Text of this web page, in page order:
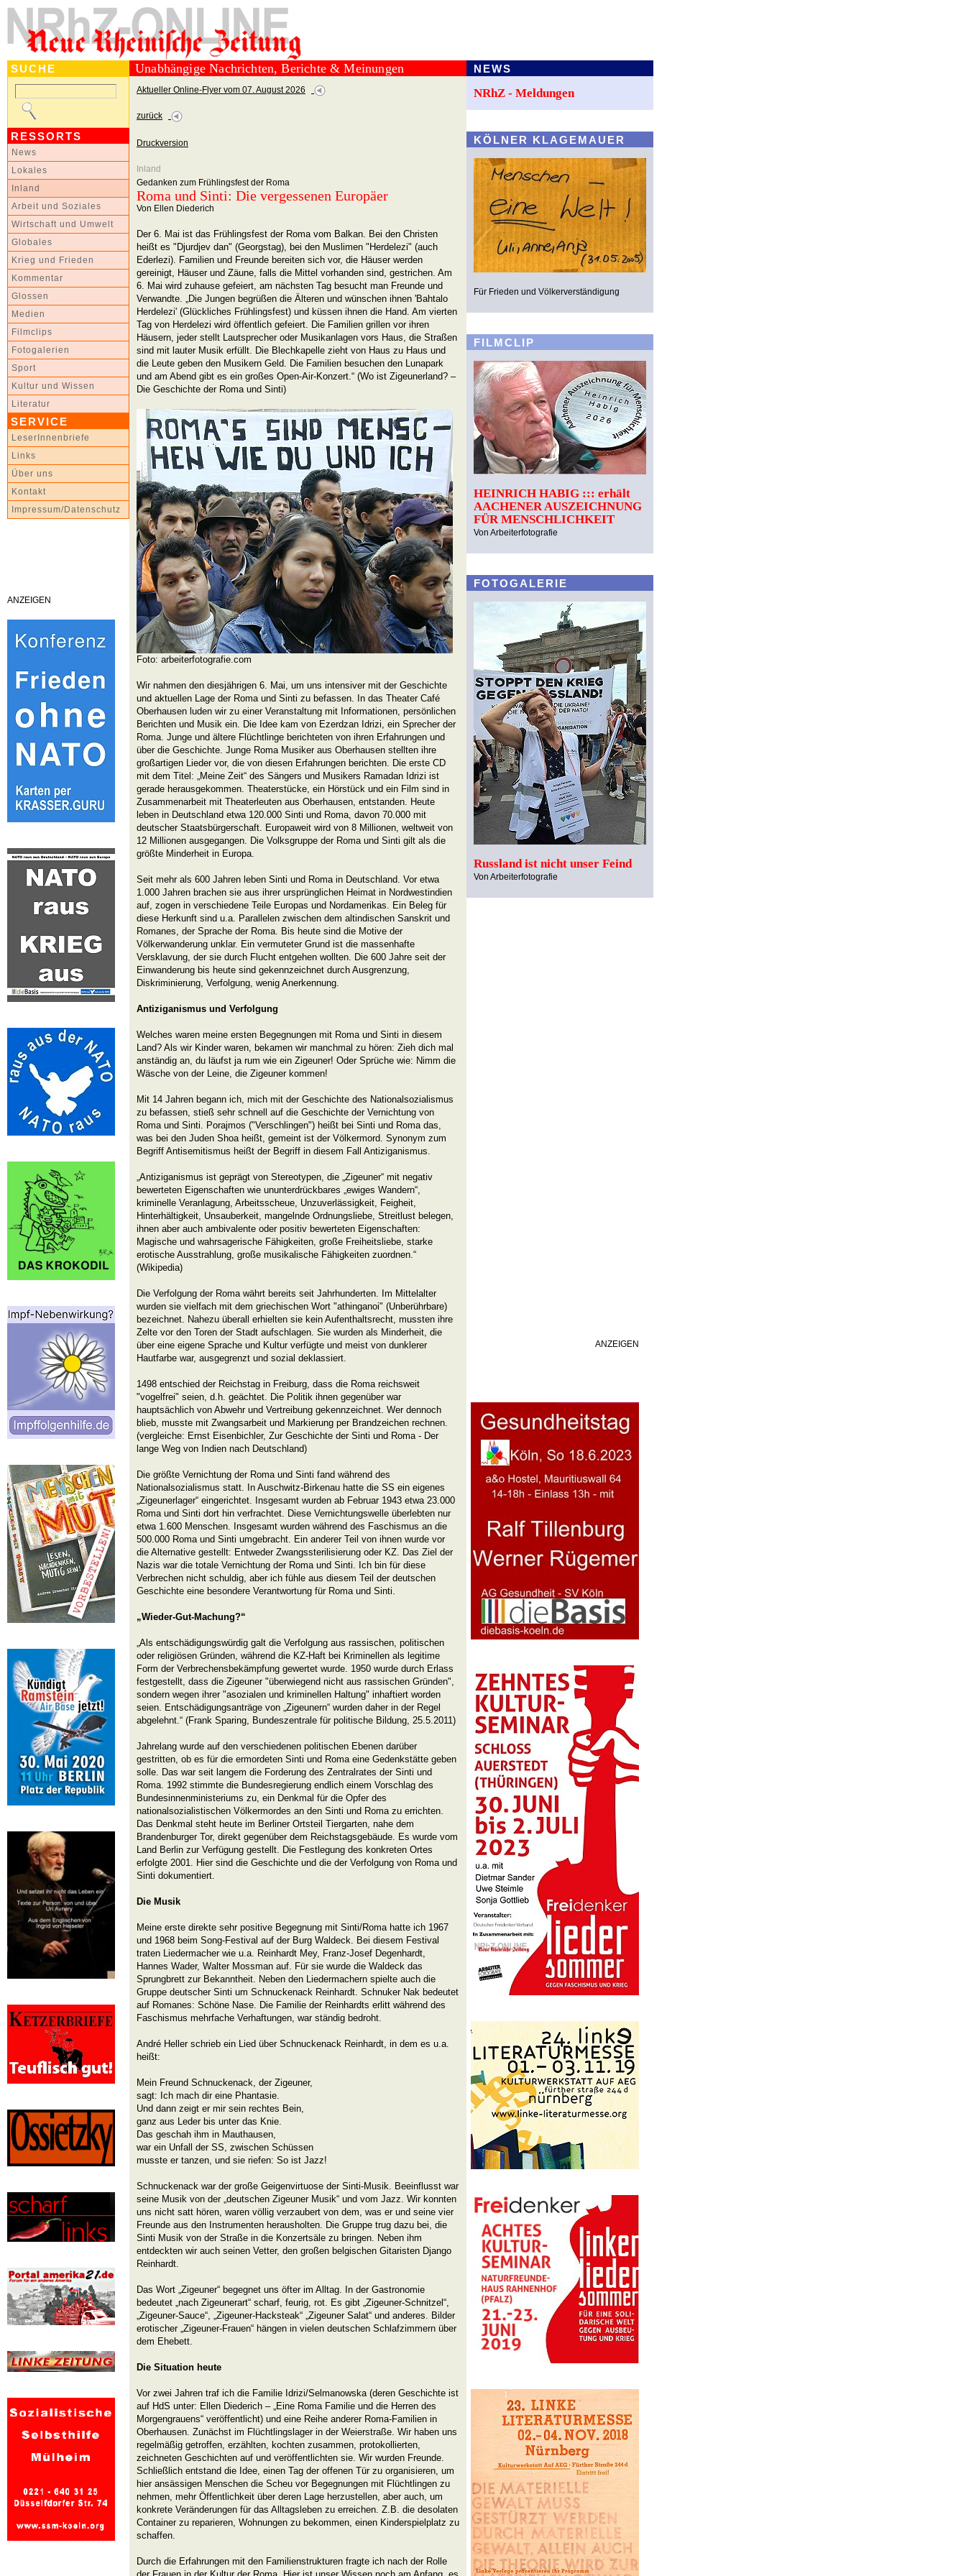
SUCHE
RESSORTS
News
Lokales
Inland
Arbeit und Soziales
Wirtschaft und Umwelt
Globales
Krieg und Frieden
Kommentar
Glossen
Medien
Filmclips
Fotogalerien
Sport
Kultur und Wissen
Literatur
SERVICE
LeserInnenbriefe
Links
Über uns
Kontakt
Impressum/Datenschutz
ANZEIGEN
Unabhängige Nachrichten, Berichte & Meinungen
Aktueller Online-Flyer vom 07. August 2026
zurück
Druckversion
Inland
Gedanken zum Frühlingsfest der Roma
Roma und Sinti: Die vergessenen Europäer
Von Ellen Diederich
Der 6. Mai ist das Frühlingsfest der Roma vom Balkan. Bei den Christen
heißt es "Djurdjev dan" (Georgstag), bei den Muslimen "Herdelezi" (auch
Ederlezi). Familien und Freunde bereiten sich vor, die Häuser werden
gereinigt, Häuser und Zäune, falls die Mittel vorhanden sind, gestrichen. Am
6. Mai wird zuhause gefeiert, am nächsten Tag besucht man Freunde und
Verwandte. „Die Jungen begrüßen die Älteren und wünschen ihnen 'Bahtalo
Herdelezi' (Glückliches Frühlingsfest) und küssen ihnen die Hand. Am vierten
Tag von Herdelezi wird öffentlich gefeiert. Die Familien grillen vor ihren
Häusern, jeder stellt Lautsprecher oder Musikanlagen vors Haus, die Straßen
sind mit lauter Musik erfüllt. Die Blechkapelle zieht von Haus zu Haus und
die Leute geben den Musikern Geld. Die Familien besuchen den Lunapark
und am Abend gibt es ein großes Open-Air-Konzert.“ (Wo ist Zigeunerland? –
Die Geschichte der Roma und Sinti)
Foto: arbeiterfotografie.com
Wir nahmen den diesjährigen 6. Mai, um uns intensiver mit der Geschichte
und aktuellen Lage der Roma und Sinti zu befassen. In das Theater Café
Oberhausen luden wir zu einer Veranstaltung mit Informationen, persönlichen
Berichten und Musik ein. Die Idee kam von Ezerdzan Idrizi, ein Sprecher der
Roma. Junge und ältere Flüchtlinge berichteten von ihren Erfahrungen und
über die Geschichte. Junge Roma Musiker aus Oberhausen stellten ihre
großartigen Lieder vor, die von diesen Erfahrungen berichten. Die erste CD
mit dem Titel: „Meine Zeit“ des Sängers und Musikers Ramadan Idrizi ist
gerade herausgekommen. Theaterstücke, ein Hörstück und ein Film sind in
Zusammenarbeit mit Theaterleuten aus Oberhausen, entstanden. Heute
leben in Deutschland etwa 120.000 Sinti und Roma, davon 70.000 mit
deutscher Staatsbürgerschaft. Europaweit wird von 8 Millionen, weltweit von
12 Millionen ausgegangen. Die Volksgruppe der Roma und Sinti gilt als die
größte Minderheit in Europa.
Seit mehr als 600 Jahren leben Sinti und Roma in Deutschland. Vor etwa
1.000 Jahren brachen sie aus ihrer ursprünglichen Heimat in Nordwestindien
auf, zogen in verschiedene Teile Europas und Nordamerikas. Ein Beleg für
diese Herkunft sind u.a. Parallelen zwischen dem altindischen Sanskrit und
Romanes, der Sprache der Roma. Bis heute sind die Motive der
Völkerwanderung unklar. Ein vermuteter Grund ist die massenhafte
Versklavung, der sie durch Flucht entgehen wollten. Die 600 Jahre seit der
Einwanderung bis heute sind gekennzeichnet durch Ausgrenzung,
Diskriminierung, Verfolgung, wenig Anerkennung.
Antiziganismus und Verfolgung
Welches waren meine ersten Begegnungen mit Roma und Sinti in diesem
Land? Als wir Kinder waren, bekamen wir manchmal zu hören: Zieh dich mal
anständig an, du läufst ja rum wie ein Zigeuner! Oder Sprüche wie: Nimm die
Wäsche von der Leine, die Zigeuner kommen!
Mit 14 Jahren begann ich, mich mit der Geschichte des Nationalsozialismus
zu befassen, stieß sehr schnell auf die Geschichte der Vernichtung von
Roma und Sinti. Porajmos ("Verschlingen") heißt bei Sinti und Roma das,
was bei den Juden Shoa heißt, gemeint ist der Völkermord. Synonym zum
Begriff Antisemitismus heißt der Begriff in diesem Fall Antiziganismus.
„Antiziganismus ist geprägt von Stereotypen, die „Zigeuner“ mit negativ
bewerteten Eigenschaften wie ununterdrückbares „ewiges Wandern“,
kriminelle Veranlagung, Arbeitsscheue, Unzuverlässigkeit, Feigheit,
Hinterhältigkeit, Unsauberkeit, mangelnde Ordnungsliebe, Streitlust belegen,
ihnen aber auch ambivalente oder positiv bewerteten Eigenschaften:
Magische und wahrsagerische Fähigkeiten, große Freiheitsliebe, starke
erotische Ausstrahlung, große musikalische Fähigkeiten zuordnen.“
(Wikipedia)
Die Verfolgung der Roma währt bereits seit Jahrhunderten. Im Mittelalter
wurden sie vielfach mit dem griechischen Wort "athinganoi" (Unberührbare)
bezeichnet. Nahezu überall erhielten sie kein Aufenthaltsrecht, mussten ihre
Zelte vor den Toren der Stadt aufschlagen. Sie wurden als Minderheit, die
über eine eigene Sprache und Kultur verfügte und meist von dunklerer
Hautfarbe war, ausgegrenzt und sozial deklassiert.
1498 entschied der Reichstag in Freiburg, dass die Roma reichsweit
"vogelfrei" seien, d.h. geächtet. Die Politik ihnen gegenüber war
hauptsächlich von Abwehr und Vertreibung gekennzeichnet. Wer dennoch
blieb, musste mit Zwangsarbeit und Markierung per Brandzeichen rechnen.
(vergleiche: Ernst Eisenbichler, Zur Geschichte der Sinti und Roma - Der
lange Weg von Indien nach Deutschland)
Die größte Vernichtung der Roma und Sinti fand während des
Nationalsozialismus statt. In Auschwitz-Birkenau hatte die SS ein eigenes
„Zigeunerlager“ eingerichtet. Insgesamt wurden ab Februar 1943 etwa 23.000
Roma und Sinti dort hin verfrachtet. Diese Vernichtungswelle überlebten nur
etwa 1.600 Menschen. Insgesamt wurden während des Faschismus an die
500.000 Roma und Sinti umgebracht. Ein anderer Teil von ihnen wurde vor
die Alternative gestellt: Entweder Zwangssterilisierung oder KZ. Das Ziel der
Nazis war die totale Vernichtung der Roma und Sinti. Ich bin für diese
Verbrechen nicht schuldig, aber ich fühle aus diesem Teil der deutschen
Geschichte eine besondere Verantwortung für Roma und Sinti.
„Wieder-Gut-Machung?“
„Als entschädigungswürdig galt die Verfolgung aus rassischen, politischen
oder religiösen Gründen, während die KZ-Haft bei Kriminellen als legitime
Form der Verbrechensbekämpfung gewertet wurde. 1950 wurde durch Erlass
festgestellt, dass die Zigeuner "überwiegend nicht aus rassischen Gründen",
sondern wegen ihrer "asozialen und kriminellen Haltung" inhaftiert worden
seien. Entschädigungsanträge von „Zigeunern“ wurden daher in der Regel
abgelehnt.“ (Frank Sparing, Bundeszentrale für politische Bildung, 25.5.2011)
Jahrelang wurde auf den verschiedenen politischen Ebenen darüber
gestritten, ob es für die ermordeten Sinti und Roma eine Gedenkstätte geben
solle. Das war seit langem die Forderung des Zentralrates der Sinti und
Roma. 1992 stimmte die Bundesregierung endlich einem Vorschlag des
Bundesinnenministeriums zu, ein Denkmal für die Opfer des
nationalsozialistischen Völkermordes an den Sinti und Roma zu errichten.
Das Denkmal steht heute im Berliner Ortsteil Tiergarten, nahe dem
Brandenburger Tor, direkt gegenüber dem Reichstagsgebäude. Es wurde vom
Land Berlin zur Verfügung gestellt. Die Festlegung des konkreten Ortes
erfolgte 2001. Hier sind die Geschichte und die der Verfolgung von Roma und
Sinti dokumentiert.
Die Musik
Meine erste direkte sehr positive Begegnung mit Sinti/Roma hatte ich 1967
und 1968 beim Song-Festival auf der Burg Waldeck. Bei diesem Festival
traten Liedermacher wie u.a. Reinhardt Mey, Franz-Josef Degenhardt,
Hannes Wader, Walter Mossman auf. Für sie wurde die Waldeck das
Sprungbrett zur Bekanntheit. Neben den Liedermachern spielte auch die
Gruppe deutscher Sinti um Schnuckenack Reinhardt. Schnuker Nak bedeutet
auf Romanes: Schöne Nase. Die Familie der Reinhardts erlitt während des
Faschismus mehrfache Verhaftungen, war ständig bedroht.
André Heller schrieb ein Lied über Schnuckenack Reinhardt, in dem es u.a.
heißt:
Mein Freund Schnuckenack, der Zigeuner,
sagt: Ich mach dir eine Phantasie.
Und dann zeigt er mir sein rechtes Bein,
ganz aus Leder bis unter das Knie.
Das geschah ihm in Mauthausen,
war ein Unfall der SS, zwischen Schüssen
musste er tanzen, und sie riefen: So ist Jazz!
Schnuckenack war der große Geigenvirtuose der Sinti-Musik. Beeinflusst war
seine Musik von der „deutschen Zigeuner Musik“ und vom Jazz. Wir konnten
uns nicht satt hören, waren völlig verzaubert von dem, was er und seine vier
Freunde aus den Instrumenten herausholten. Die Gruppe trug dazu bei, die
Sinti Musik von der Straße in die Konzertsäle zu bringen. Neben ihm
entdeckten wir auch seinen Vetter, den großen belgischen Gitaristen Django
Reinhardt.
Das Wort „Zigeuner“ begegnet uns öfter im Alltag. In der Gastronomie
bedeutet „nach Zigeunerart“ scharf, feurig, rot. Es gibt „Zigeuner-Schnitzel“,
„Zigeuner-Sauce“, „Zigeuner-Hacksteak“ „Zigeuner Salat“ und anderes. Bilder
erotischer „Zigeuner-Frauen“ hängen in vielen deutschen Schlafzimmern über
dem Ehebett.
Die Situation heute
Vor zwei Jahren traf ich die Familie Idrizi/Selmanowska (deren Geschichte ist
auf HdS unter: Ellen Diederich – „Eine Roma Familie und die Herren des
Morgengrauens“ veröffentlicht) und eine Reihe anderer Roma-Familien in
Oberhausen. Zunächst im Flüchtlingslager in der Weierstraße. Wir haben uns
regelmäßig getroffen, erzählten, kochten zusammen, protokollierten,
zeichneten Geschichten auf und veröffentlichten sie. Wir wurden Freunde.
Schließlich entstand die Idee, einen Tag der offenen Tür zu organisieren, um
hier ansässigen Menschen die Scheu vor Begegnungen mit Flüchtlingen zu
nehmen, mehr Öffentlichkeit über deren Lage herzustellen, aber auch, um
konkrete Veränderungen für das Alltagsleben zu erreichen. Z.B. die desolaten
Container zu reparieren, Wohnungen zu bekommen, einen Kinderspielplatz zu
schaffen.
Durch die Erfahrungen mit den Familienstrukturen fragte ich nach der Rolle
NEWS
NRhZ - Meldungen
KÖLNER KLAGEMAUER
Für Frieden und Völkerverständigung
FILMCLIP
HEINRICH HABIG ::: erhält
AACHENER AUSZEICHNUNG
FÜR MENSCHLICHKEIT
Von Arbeiterfotografie
FOTOGALERIE
Russland ist nicht unser Feind
Von Arbeiterfotografie
ANZEIGEN